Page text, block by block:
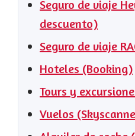
Seguro de viaje
descuento)
Seguro de viaje
Hoteles (Booking)
Tours y
Vuelos